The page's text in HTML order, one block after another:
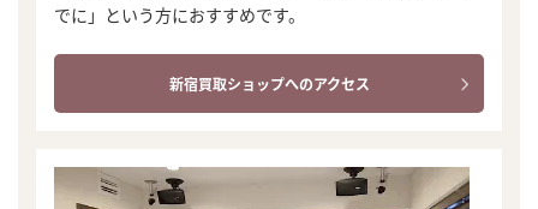
でに」という方におすすめです。
新宿買取ショップへのアクセス